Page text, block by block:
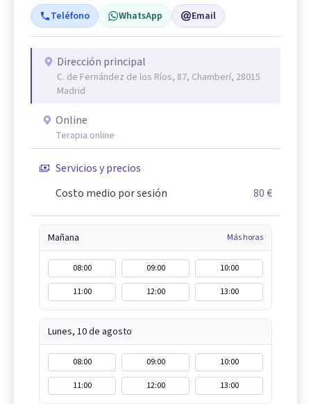
Teléfono WhatsApp Email
Dirección principal
C. de Fernández de los Ríos, 87, Chamberí, 28015
Madrid
Online
Terapia online
Servicios y precios
Costo medio por sesión
80 €
Mañana Más horas
08:00 09:00
10:00
11:00
12:00 13:00
Lunes, 10 de agosto
08:00 09:00
10:00
11:00
12:00 13:00